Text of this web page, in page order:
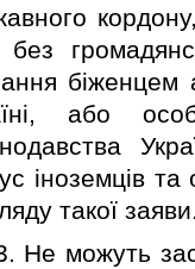
без
бiженцем
або
iноземцiв
такої
можуть